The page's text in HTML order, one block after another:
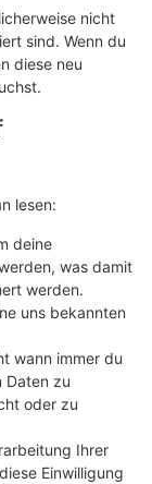
nicht
sind. Wenn du
diese neu
lesen:
deine
was damit
werden.
uns bekannten
wann immer du
Daten zu
oder zu
Ihrer
Einwilligung